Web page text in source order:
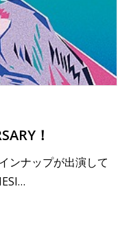
！
ンナップが出演して